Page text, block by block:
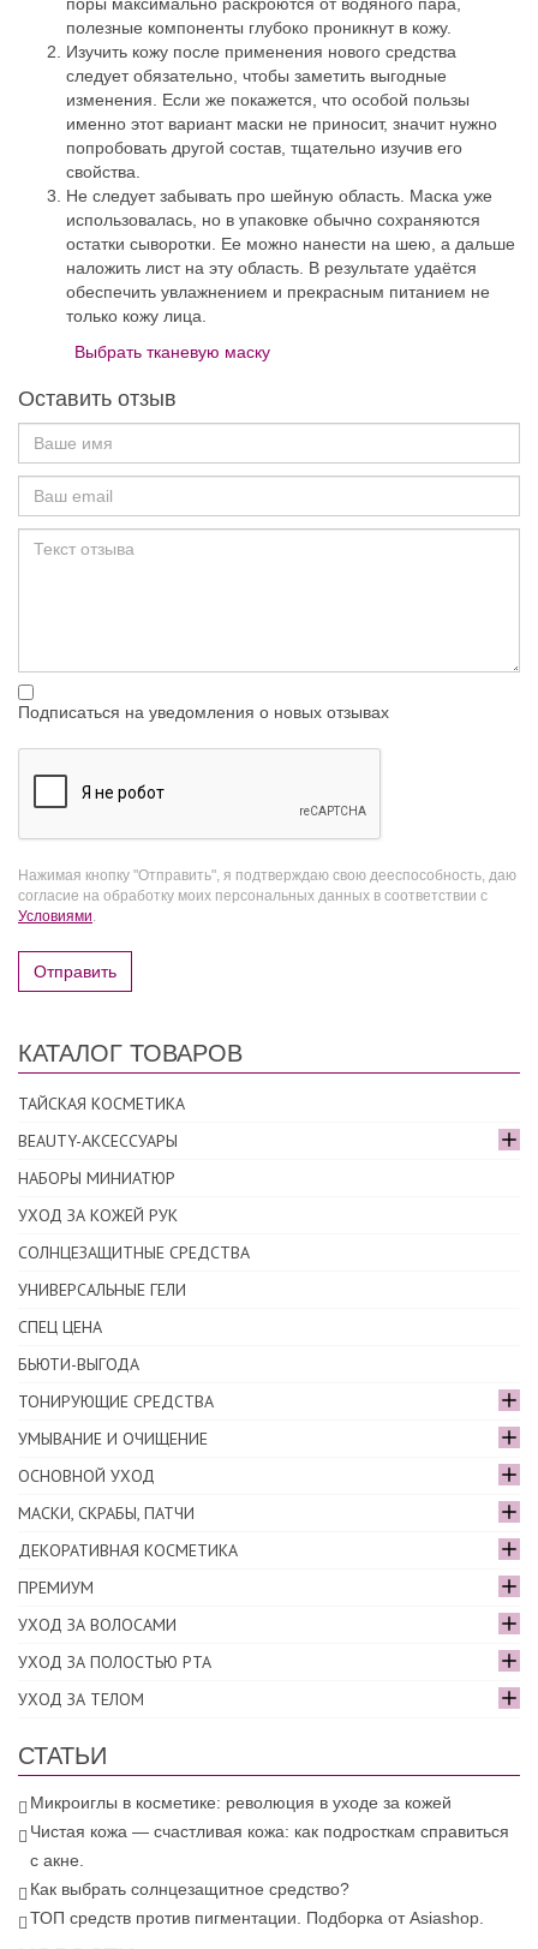
поры максимально раскроются от водяного пара,
полезные компоненты глубоко проникнут в кожу.
Изучить кожу после применения нового средства
следует обязательно, чтобы заметить выгодные
изменения. Если же покажется, что особой пользы
именно этот вариант маски не приносит, значит нужно
попробовать другой состав, тщательно изучив его
свойства.
Не следует забывать про шейную область. Маска уже
использовалась, но в упаковке обычно сохраняются
остатки сыворотки. Ее можно нанести на шею, а дальше
наложить лист на эту область. В результате удаётся
обеспечить увлажнением и прекрасным питанием не
только кожу лица.
Выбрать тканевую маску
Оставить отзыв
Подписаться на уведомления о новых отзывах
Нажимая кнопку "Отправить", я подтверждаю свою дееспособность, даю
согласие на обработку моих персональных данных в соответствии с
Условиями.
Отправить
КАТАЛОГ ТОВАРОВ
ТАЙСКАЯ КОСМЕТИКА
BEAUTY-АКСЕССУАРЫ
НАБОРЫ МИНИАТЮР
УХОД ЗА КОЖЕЙ РУК
СОЛНЦЕЗАЩИТНЫЕ СРЕДСТВА
УНИВЕРСАЛЬНЫЕ ГЕЛИ
СПЕЦ ЦЕНА
БЬЮТИ-ВЫГОДА
ТОНИРУЮЩИЕ СРЕДСТВА
УМЫВАНИЕ И ОЧИЩЕНИЕ
ОСНОВНОЙ УХОД
МАСКИ, СКРАБЫ, ПАТЧИ
ДЕКОРАТИВНАЯ КОСМЕТИКА
ПРЕМИУМ
УХОД ЗА ВОЛОСАМИ
УХОД ЗА ПОЛОСТЬЮ РТА
УХОД ЗА ТЕЛОМ
СТАТЬИ
Микроиглы в косметике: революция в уходе за кожей
Чистая кожа — счастливая кожа: как подросткам справиться
с акне.
Как выбрать солнцезащитное средство?
ТОП средств против пигментации. Подборка от Asiashop.